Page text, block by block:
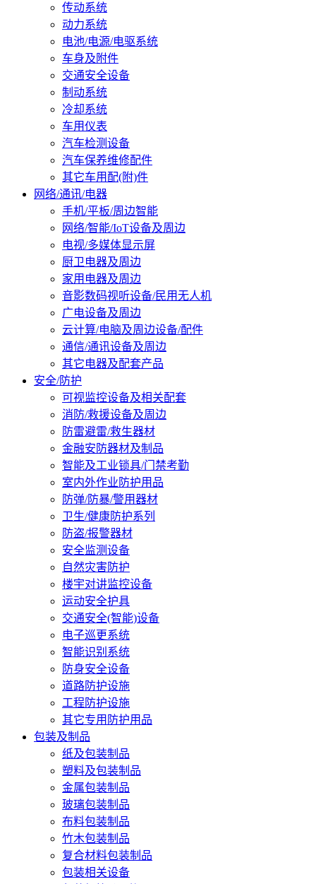
传动系统
动力系统
电池/电源/电驱系统
车身及附件
交通安全设备
制动系统
冷却系统
车用仪表
汽车检测设备
汽车保养维修配件
其它车用配(附)件
网络/通讯/电器
手机/平板/周边智能
网络/智能/IoT设备及周边
电视/多媒体显示屏
厨卫电器及周边
家用电器及周边
音影数码视听设备/民用无人机
广电设备及周边
云计算/电脑及周边设备/配件
通信/通讯设备及周边
其它电器及配套产品
安全/防护
可视监控设备及相关配套
消防/救援设备及周边
防雷避雷/救生器材
金融安防器材及制品
智能及工业锁具/门禁考勤
室内外作业防护用品
防弹/防暴/警用器材
卫生/健康防护系列
防盗/报警器材
安全监测设备
自然灾害防护
楼宇对讲监控设备
运动安全护具
交通安全(智能)设备
电子巡更系统
智能识别系统
防身安全设备
道路防护设施
工程防护设施
其它专用防护用品
包装及制品
纸及包装制品
塑料及包装制品
金属包装制品
玻璃包装制品
布料包装制品
竹木包装制品
复合材料包装制品
包装相关设备